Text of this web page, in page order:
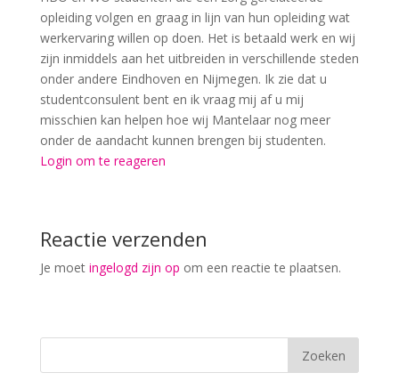
opleiding volgen en graag in lijn van hun opleiding wat
werkervaring willen op doen. Het is betaald werk en wij
zijn inmiddels aan het uitbreiden in verschillende steden
onder andere Eindhoven en Nijmegen. Ik zie dat u
studentconsulent bent en ik vraag mij af u mij
misschien kan helpen hoe wij Mantelaar nog meer
onder de aandacht kunnen brengen bij studenten.
Login om te reageren
Reactie verzenden
Je moet ingelogd zijn op om een reactie te plaatsen.